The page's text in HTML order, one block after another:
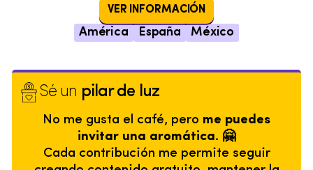
VER INFORMACIÓN
América España México
Sé un pilar de luz
No me gusta el café, pero me puedes
invitar una aromática. 🤗
Cada contribución me permite seguir